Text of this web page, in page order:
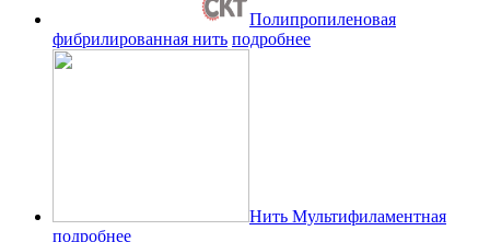
Полипропиленовая
фибрилированная нить подробнее
Нить Мультифиламентная
подробнее